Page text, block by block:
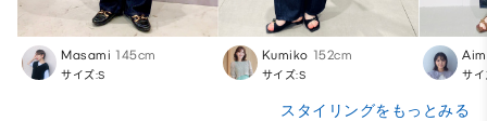
Masami 145cm
サイズ:S
Kumiko 152cm
サイズ:S サ
スタイリングをもっとみる